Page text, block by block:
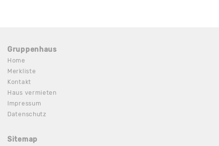
Gruppenhaus
Home
Merkliste
Kontakt
Haus vermieten
Impressum
Datenschutz
Sitemap